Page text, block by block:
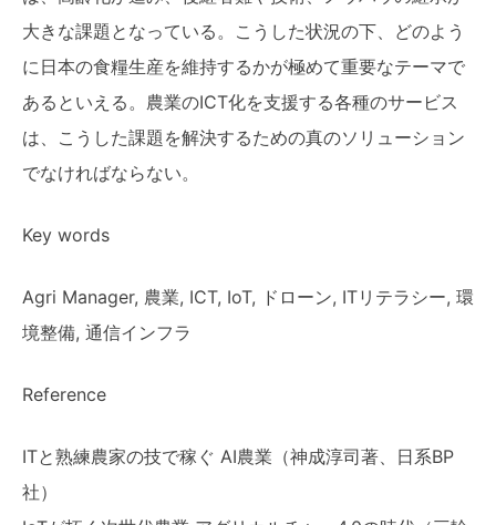
大きな課題となっている。こうした状況の下、どのよう
に日本の食糧生産を維持するかが極めて重要なテーマで
あるといえる。農業のICT化を支援する各種のサービス
は、こうした課題を解決するための真のソリューション
でなければならない。
Key words
Agri Manager, 農業, ICT, IoT, ドローン, ITリテラシー, 環
境整備, 通信インフラ
Reference
ITと熟練農家の技で稼ぐ AI農業（神成淳司著、日系BP
社）